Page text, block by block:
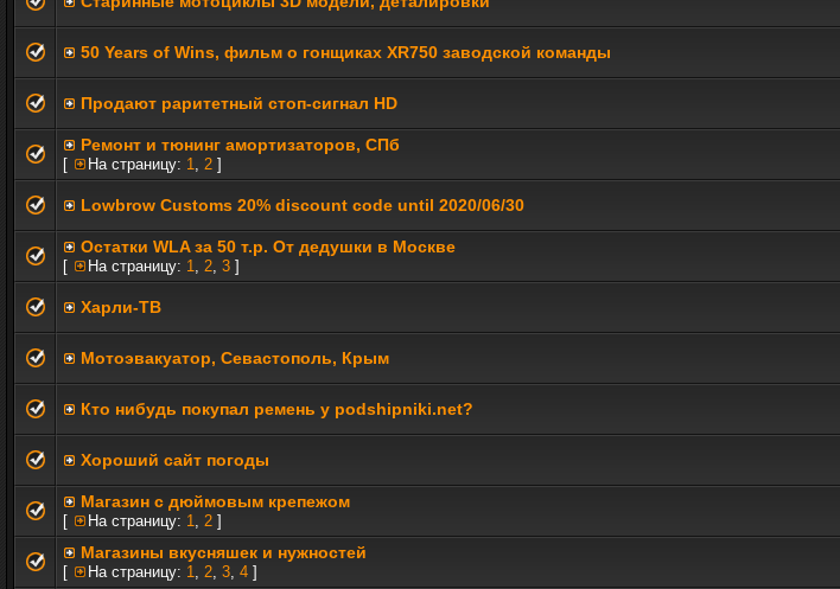
50 Years of Wins, фильм о гонщиках XR750 заводской команды
Продают раритетный стоп-сигнал HD
Ремонт и тюнинг амортизаторов, СПб
[ На страницу: 1, 2 ]
Lowbrow Customs 20% discount code until 2020/06/30
Остатки WLA за 50 т.р. От дедушки в Москве
[ На страницу: 1, 2, 3 ]
Харли-ТВ
Мотоэвакуатор, Севастополь, Крым
Кто нибудь покупал ремень у podshipniki.net?
Хороший сайт погоды
Магазин с дюймовым крепежом
[ На страницу: 1, 2 ]
Магазины вкусняшек и нужностей
[ На страницу: 1, 2, 3, 4 ]